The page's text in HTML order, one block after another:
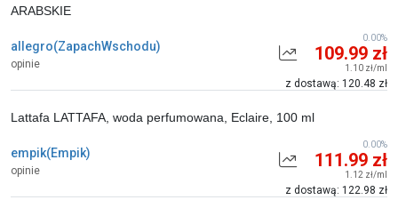
allegro(ZapachWschodu)
opinie
ARABSKIE
109.99 zł
1.10 zł/ml
z dostawą: 120.48 zł
0.00%
empik(Empik)
opinie
Lattafa LATTAFA, woda perfumowana, Eclaire, 100 ml
111.99 zł
1.12 zł/ml
z dostawą: 122.98 zł
0.00%